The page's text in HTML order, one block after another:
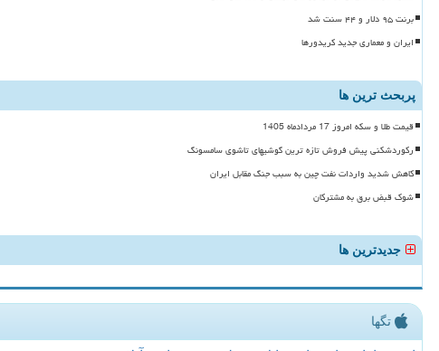
برنت ۹۵ دلار و ۴۴ سنت شد
ایران و معماری جدید کریدورها
پربحث ترین ها
قیمت طلا و سکه امروز 17 مردادماه 1405
رکوردشکنی پیش فروش تازه ترین گوشیهای تاشوی سامسونگ
کاهش شدید واردات نفت چین به سبب جنگ مقابل ایران
شوک قبض برق به مشترکان
جدیدترین ها
تگها